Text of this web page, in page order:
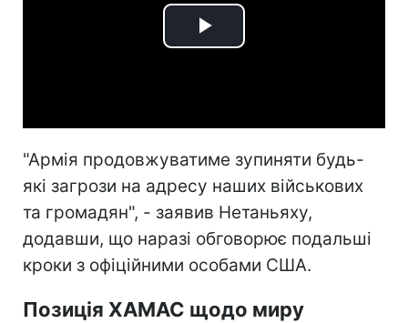
Play
"Армія продовжуватиме зупиняти будь-
які загрози на адресу наших військових
та громадян", - заявив Нетаньяху,
додавши, що наразі обговорює подальші
кроки з офіційними особами США.
Позиція ХАМАС щодо миру